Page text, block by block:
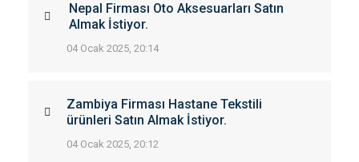
Nepal Firması Oto Aksesuarları Satın
Almak İstiyor.
04 Ocak 2025, 20:14
Zambiya Firması Hastane Tekstili
ürünleri Satın Almak İstiyor.
04 Ocak 2025, 20:12